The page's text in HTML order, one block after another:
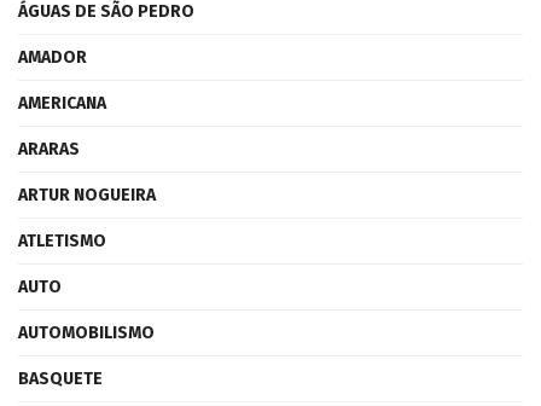
ÁGUAS DE SÃO PEDRO
AMADOR
AMERICANA
ARARAS
ARTUR NOGUEIRA
ATLETISMO
AUTO
AUTOMOBILISMO
BASQUETE